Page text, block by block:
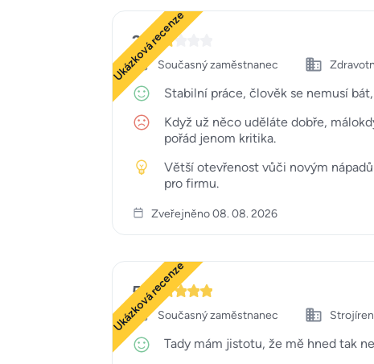
Ukázková recenze
2
Současný zaměstnanec
Stabilní práce, člověk se nemusí
Když už něco uděláte dobře,
pořád jenom kritika.
Větší otevřenost vůči novým
pro firmu.
Zveřejněno 08. 08. 2026
Ukázková recenze
5
Současný zaměstnanec
Tady mám jistotu, že mě hned tak